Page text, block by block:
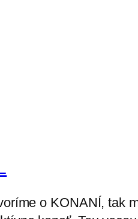
o KONANÍ, tak